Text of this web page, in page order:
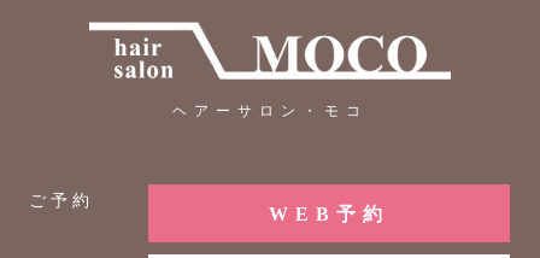
ヘアーサロン・モコ
ご予約
WEB予約